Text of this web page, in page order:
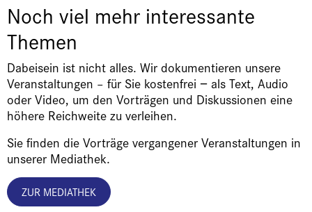
Noch viel mehr interessante
Themen
Dabeisein ist nicht alles. Wir dokumentieren unsere
Veranstaltungen – für Sie kostenfrei − als Text, Audio
oder Video, um den Vorträgen und Diskussionen eine
höhere Reichweite zu verleihen.
Sie finden die Vorträge vergangener Veranstaltungen in
unserer Mediathek.
ZUR MEDIATHEK